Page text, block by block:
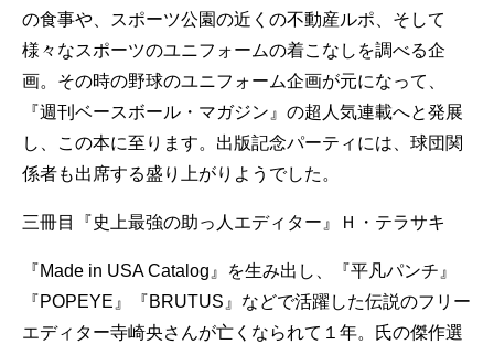
の食事や、スポーツ公園の近くの不動産ルポ、そして
様々なスポーツのユニフォームの着こなしを調べる企
画。その時の野球のユニフォーム企画が元になって、
『週刊ベースボール・マガジン』の超人気連載へと発展
し、この本に至ります。出版記念パーティには、球団関
係者も出席する盛り上がりようでした。
三冊目『史上最強の助っ人エディター』Ｈ・テラサキ
『Made in USA Catalog』を生み出し、『平凡パンチ』
『POPEYE』『BRUTUS』などで活躍した伝説のフリー
エディター寺崎央さんが亡くなられて１年。氏の傑作選